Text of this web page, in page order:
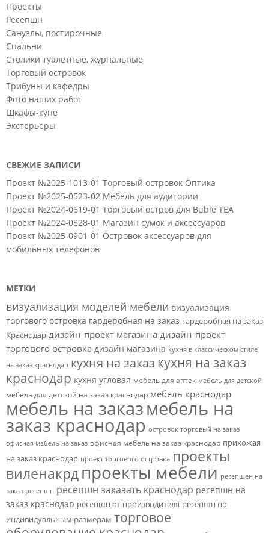
Проекты
Ресепшн
Санузлы, постирочные
Спальни
Столики туалетные, журнальные
Торговый островок
Трибуны и кафедры
Фото наших работ
Шкафы-купе
Экстерьеры
СВЕЖИЕ ЗАПИСИ
Проект №2025-1013-01 Торговый островок Оптика
Проект №2025-0523-02 Мебель для аудитории
Проект №2024-0619-01 Торговый остров для Buble TEA
Проект №2024-0828-01 Магазин сумок и аксессуаров
Проект №2025-0901-01 Островок аксессуаров для
мобильных телефонов
МЕТКИ
визуализация моделей мебели визуализация
торгового островка гардеробная на заказ гардеробная на заказ
Краснодар дизайн-проект магазина дизайн-проект
торгового островка дизайн магазина кухня в классическом стиле
на заказ краснодар кухня на заказ кухня на заказ
краснодар кухня угловая мебель для аптек мебель для детской
мебель для детской на заказ краснодар мебель краснодар
мебель на заказмебель на
заказ краснодар островок торговый на заказ
офисная мебель на заказ офисная мебель на заказ краснодар прихожая
на заказ краснодар проект торгового островка проекты
виленакрдпроекты мебели ресепшен на
заказ ресепшн ресепшн заказать краснодар ресепшн на
заказ краснодар ресепшн от производителя ресепшн по
индивидуальным размерам торговое